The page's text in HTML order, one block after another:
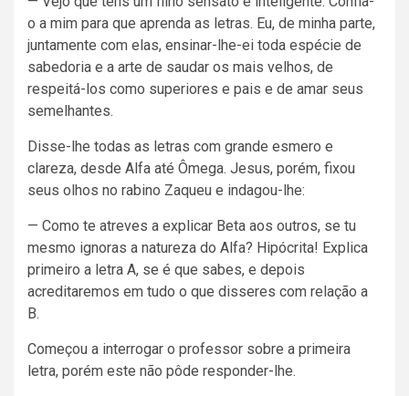
o a mim para que aprenda as letras. Eu, de minha parte,
juntamente com elas, ensinar-lhe-ei toda espécie de
sabedoria e a arte de saudar os mais velhos, de
respeitá-los como superiores e pais e de amar seus
semelhantes.
Disse-lhe todas as letras com grande esmero e
clareza, desde Alfa até Ômega. Jesus, porém, fixou
seus olhos no rabino Zaqueu e indagou-lhe:
— Como te atreves a explicar Beta aos outros, se tu
mesmo ignoras a natureza do Alfa? Hipócrita! Explica
primeiro a letra A, se é que sabes, e depois
acreditaremos em tudo o que disseres com relação a
B.
Começou a interrogar o professor sobre a primeira
letra, porém este não pôde responder-lhe.